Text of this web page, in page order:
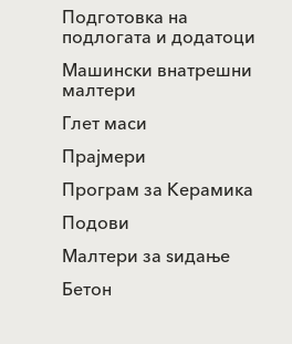
Подготовка на
подлогата и додатоци
Машински внатрешни
малтери
Глет маси
Прајмери
Програм за Керамика
Подови
Mалтери за ѕидањe
Бетон